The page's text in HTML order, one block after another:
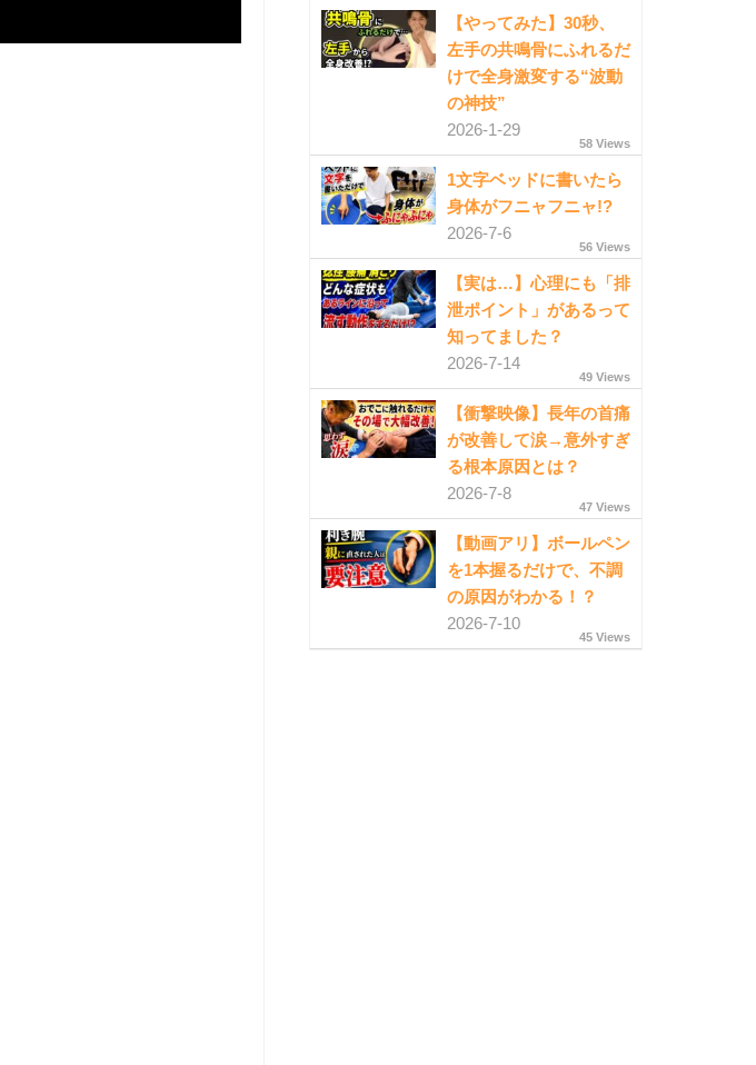
【やってみた】30秒、
左手の共鳴骨にふれるだ
けで全身激変する“波動
の神技”
2026-1-29
58 Views
1文字ベッドに書いたら
身体がフニャフニャ!?
2026-7-6
56 Views
【実は…】心理にも「排
泄ポイント」があるって
知ってました？
2026-7-14
49 Views
【衝撃映像】長年の首痛
が改善して涙→意外すぎ
る根本原因とは？
2026-7-8
47 Views
【動画アリ】ボールペン
を1本握るだけで、不調
の原因がわかる！？
2026-7-10
45 Views